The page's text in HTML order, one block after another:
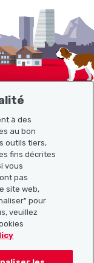
à des
au bon
outils tiers,
fins décrites
vous
pas
site web,
pour
veuillez